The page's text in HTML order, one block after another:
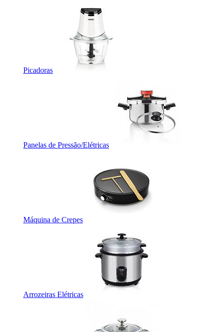
Picadoras
Panelas de Pressão/Elétricas
Máquina de Crepes
Arrozeiras Elétricas